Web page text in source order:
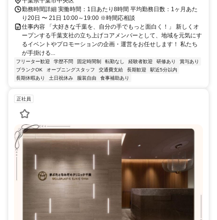
勤務時間詳細 実働時間：1日あたり8時間 平均勤務日数：1ヶ月あた
り20日 〜 21日 10:00～19:00 ※時間応相談
仕事内容 「大好きな千葉を、自分の手でもっと面白く！」 新しくオ
ープンする千葉支社の立ち上げコアメンバーとして、地域を元気にす
るイベントやプロモーションの企画・運営をお任せします！ 私たち
が手掛ける...
フリーター歓迎 学歴不問 固定時間制 転勤なし 経験者歓迎 研修あり
賞与あり
ブランクOK
オープニングスタッフ 交通費支給 長期歓迎
駅近5分以内
長期休暇あり
土日祝休み 服装自由 食事補助あり
正社員